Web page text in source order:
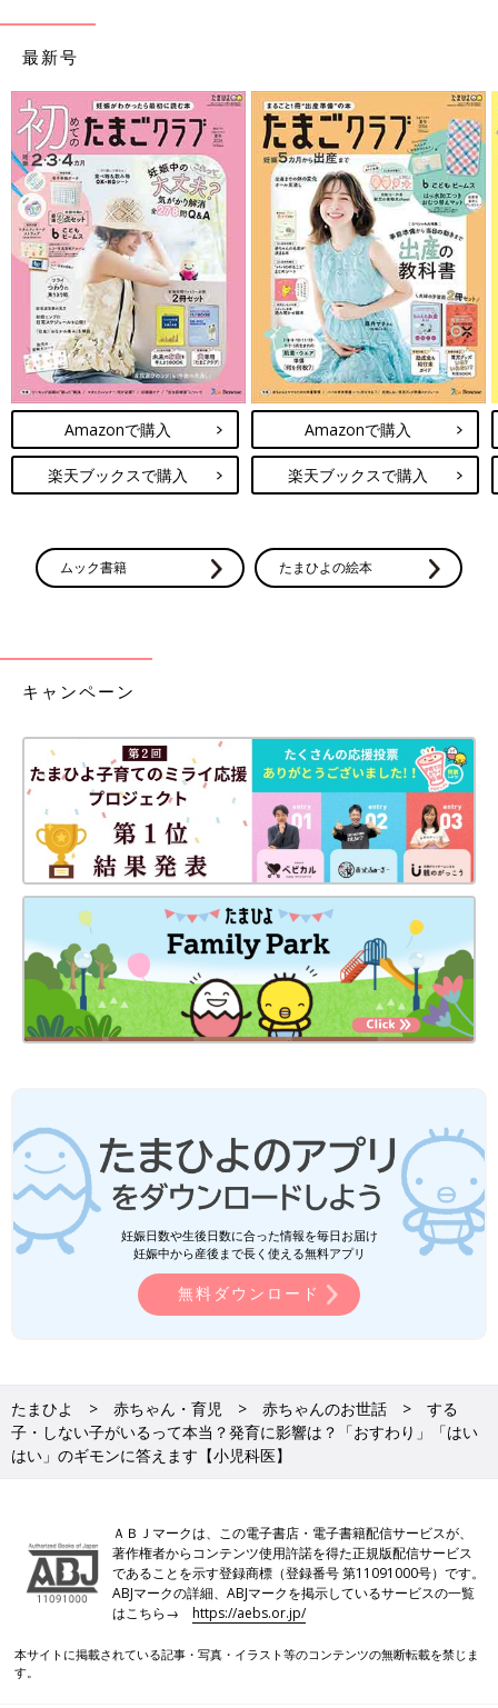
最新号
Amazonで購入
楽天ブックスで購入
Amazonで購入
楽天ブックスで購入
ムック書籍 たまひよの絵本
キャンペーン
妊娠日数や生後日数に合った情報を毎日お届け
妊娠中から産後まで長く使える無料アプリ
無料ダウンロード
たまひよ 赤ちゃん・育児 赤ちゃんのお世話
する
子・しない子がいるって本当？発育に影響は？「おすわり」「はい
はい」のギモンに答えます【小児科医】
ＡＢＪマークは、この電子書店・電子書籍配信サービスが、
著作権者からコンテンツ使用許諾を得た正規版配信サービス
であることを示す登録商標（登録番号 第11091000号）です。
ABJマークの詳細、ABJマークを掲示しているサービスの一覧
はこちら→https://aebs.or.jp/
本サイトに掲載されている記事・写真・イラスト等のコンテンツの無断転載を禁じま
す。